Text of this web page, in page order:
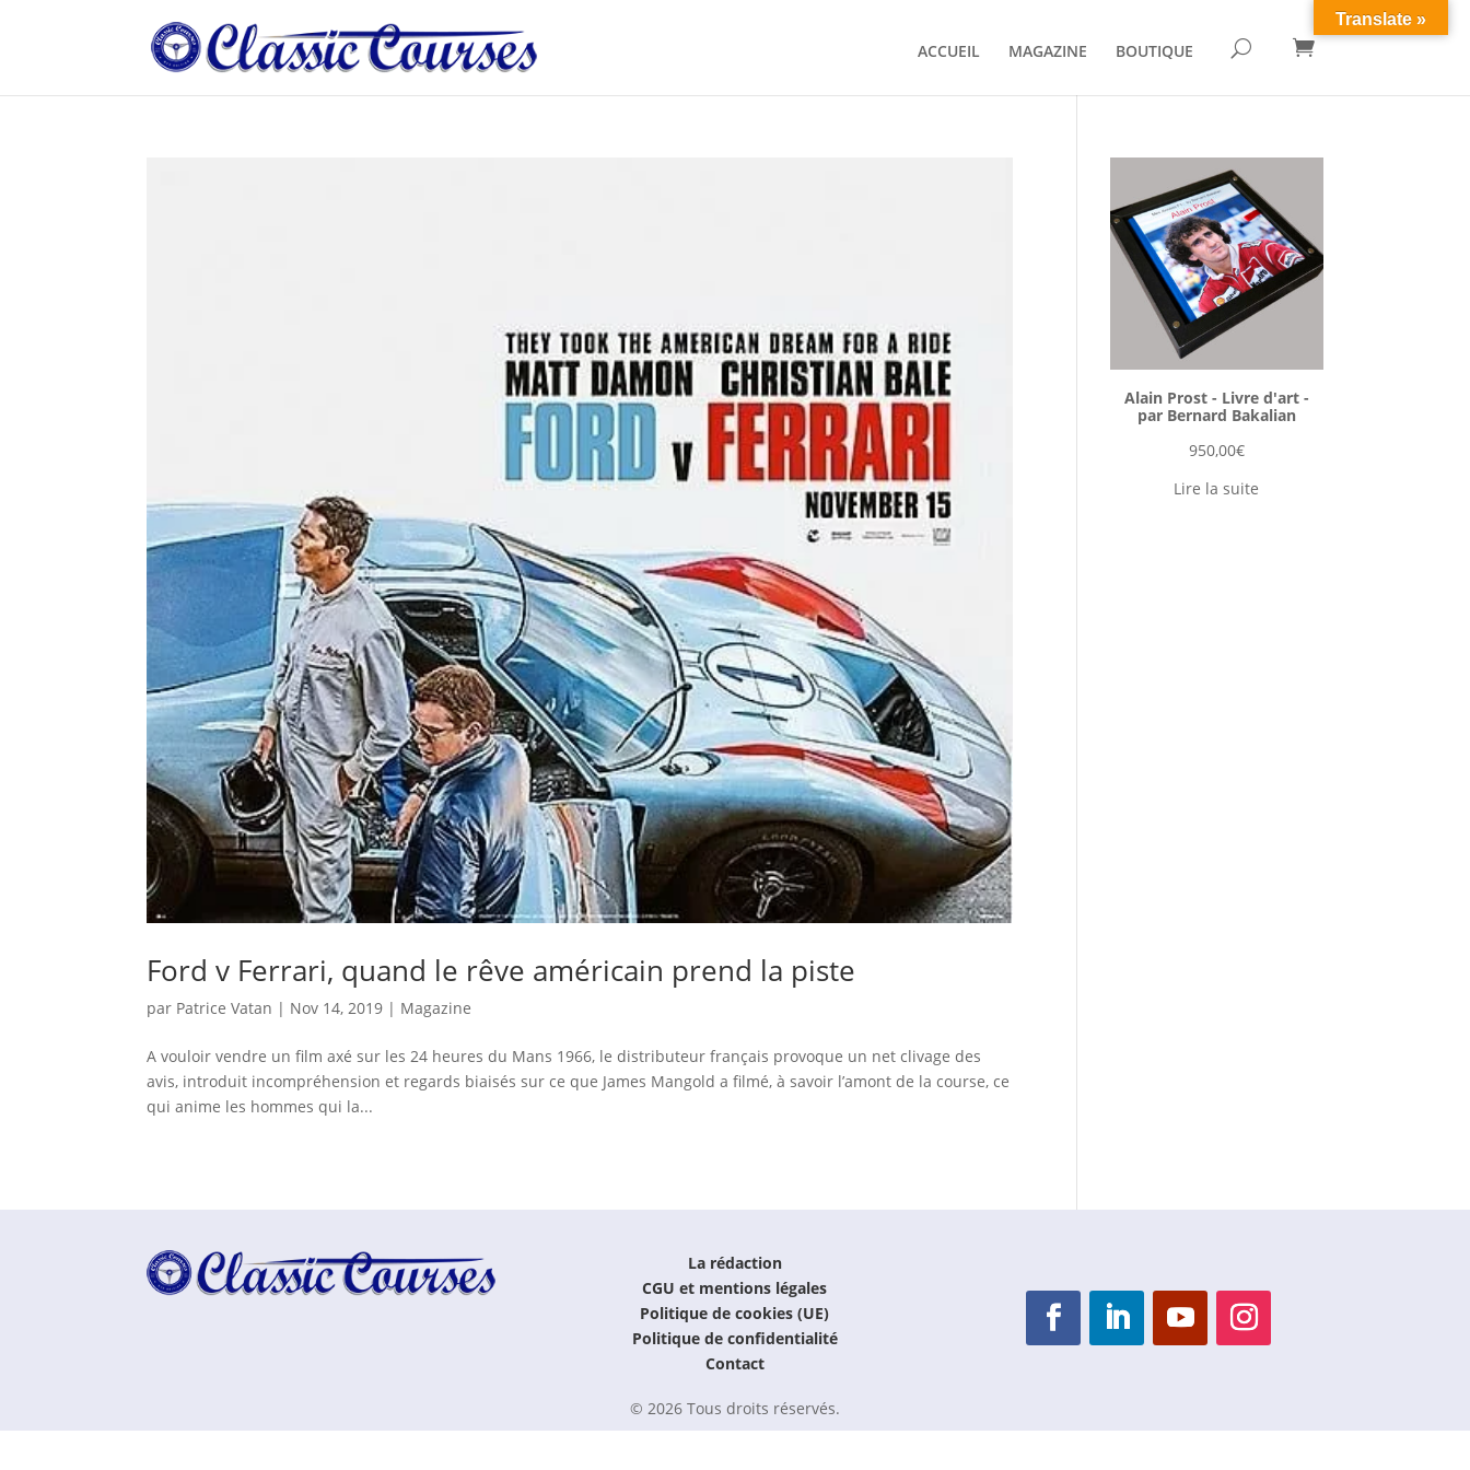
ACCUEIL MAGAZINE BOUTIQUE U 
Ford v Ferrari, quand le rêve américain prend la piste
par Patrice Vatan | Nov 14, 2019 | Magazine
A vouloir vendre un film axé sur les 24 heures du Mans 1966, le distributeur français provoque un net clivage des
avis, introduit incompréhension et regards biaisés sur ce que James Mangold a filmé, à savoir l’amont de la course, ce
qui anime les hommes qui la...
Alain Prost - Livre d'art -
par Bernard Bakalian
950,00€
Lire la suite
La rédaction
CGU et mentions légales
Politique de cookies (UE)
Politique de confidentialité
Contact
© 2026 Tous droits réservés.
Translate »